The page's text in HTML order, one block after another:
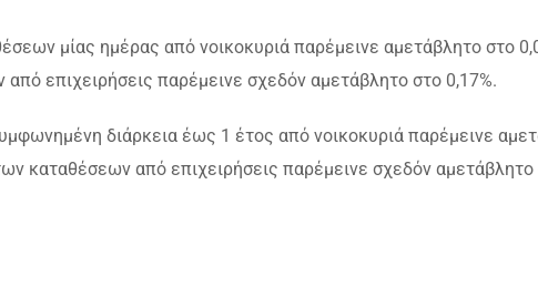
μίας ημέρας από νοικοκυριά παρέμεινε αμετάβλητο στο
επιχειρήσεις παρέμεινε σχεδόν αμετάβλητο στο 0,17%.
διάρκεια έως 1 έτος από νοικοκυριά παρέμεινε
καταθέσεων από επιχειρήσεις παρέμεινε σχεδόν αμετάβλητο